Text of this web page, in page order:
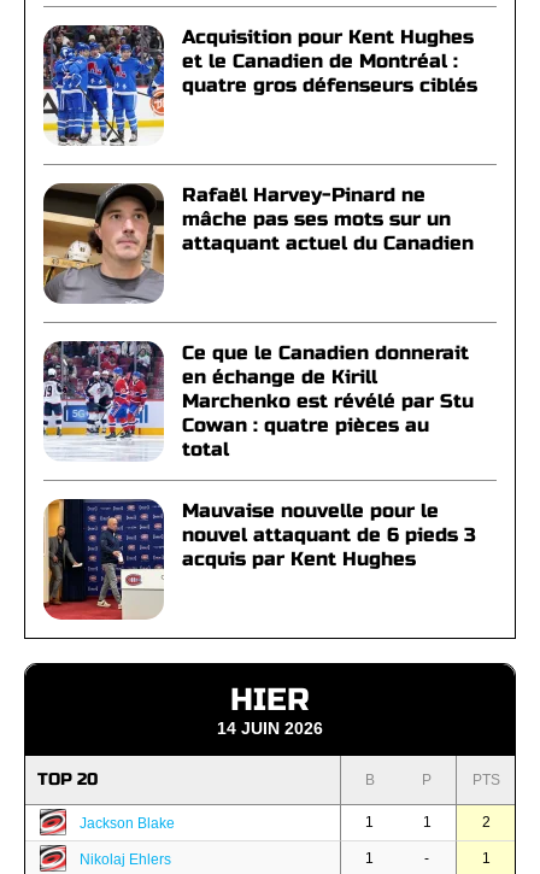
Acquisition pour Kent Hughes
et le Canadien de Montréal :
quatre gros défenseurs ciblés
Rafaël Harvey-Pinard ne
mâche pas ses mots sur un
attaquant actuel du Canadien
Ce que le Canadien donnerait
en échange de Kirill
Marchenko est révélé par Stu
Cowan : quatre pièces au
total
Mauvaise nouvelle pour le
nouvel attaquant de 6 pieds 3
acquis par Kent Hughes
HIER
14 JUIN 2026
TOP 20 B P PTS
Jackson Blake 1 1 2
Nikolaj Ehlers 1 - 1